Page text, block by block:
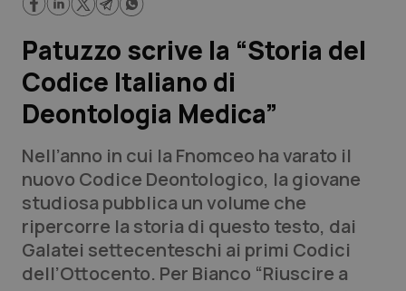
Lavoro e Professioni
Scienza e Farmaci
Studi e Analisi
Lettere al direttore
Edizioni Regionali
QS Pro
Patuzzo scrive la “Storia del
Codice Italiano di
Deontologia Medica”
Nell’anno in cui la Fnomceo ha varato il
nuovo Codice Deontologico, la giovane
studiosa pubblica un volume che
ripercorre la storia di questo testo, dai
Galatei settecenteschi ai primi Codici
dell’Ottocento. Per Bianco “Riuscire a